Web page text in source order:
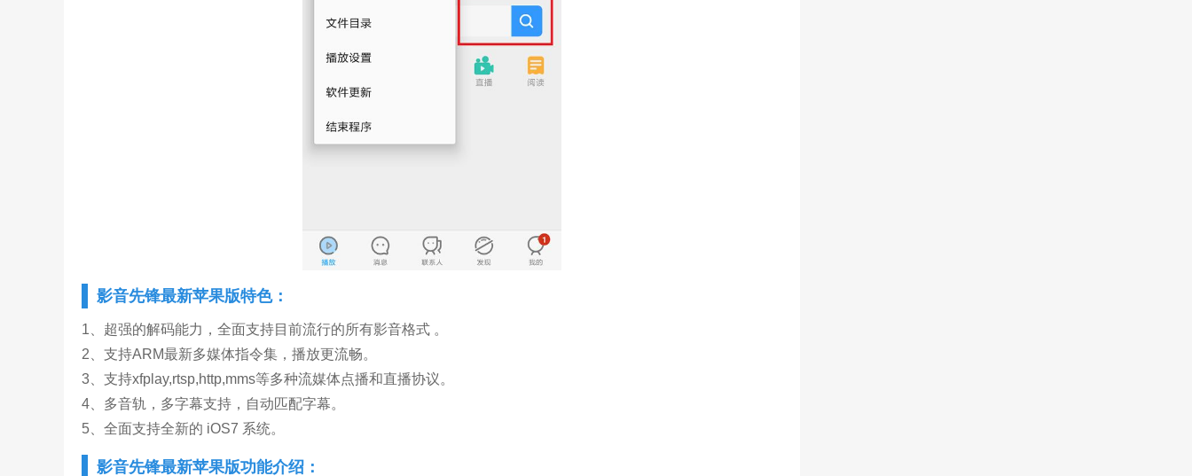
影音先锋最新苹果版特色：
1、超强的解码能力，全面支持目前流行的所有影音格式 。
2、支持ARM最新多媒体指令集，播放更流畅。
3、支持xfplay,rtsp,http,mms等多种流媒体点播和直播协议。
4、多音轨，多字幕支持，自动匹配字幕。
5、全面支持全新的 iOS7 系统。
影音先锋最新苹果版功能介绍：